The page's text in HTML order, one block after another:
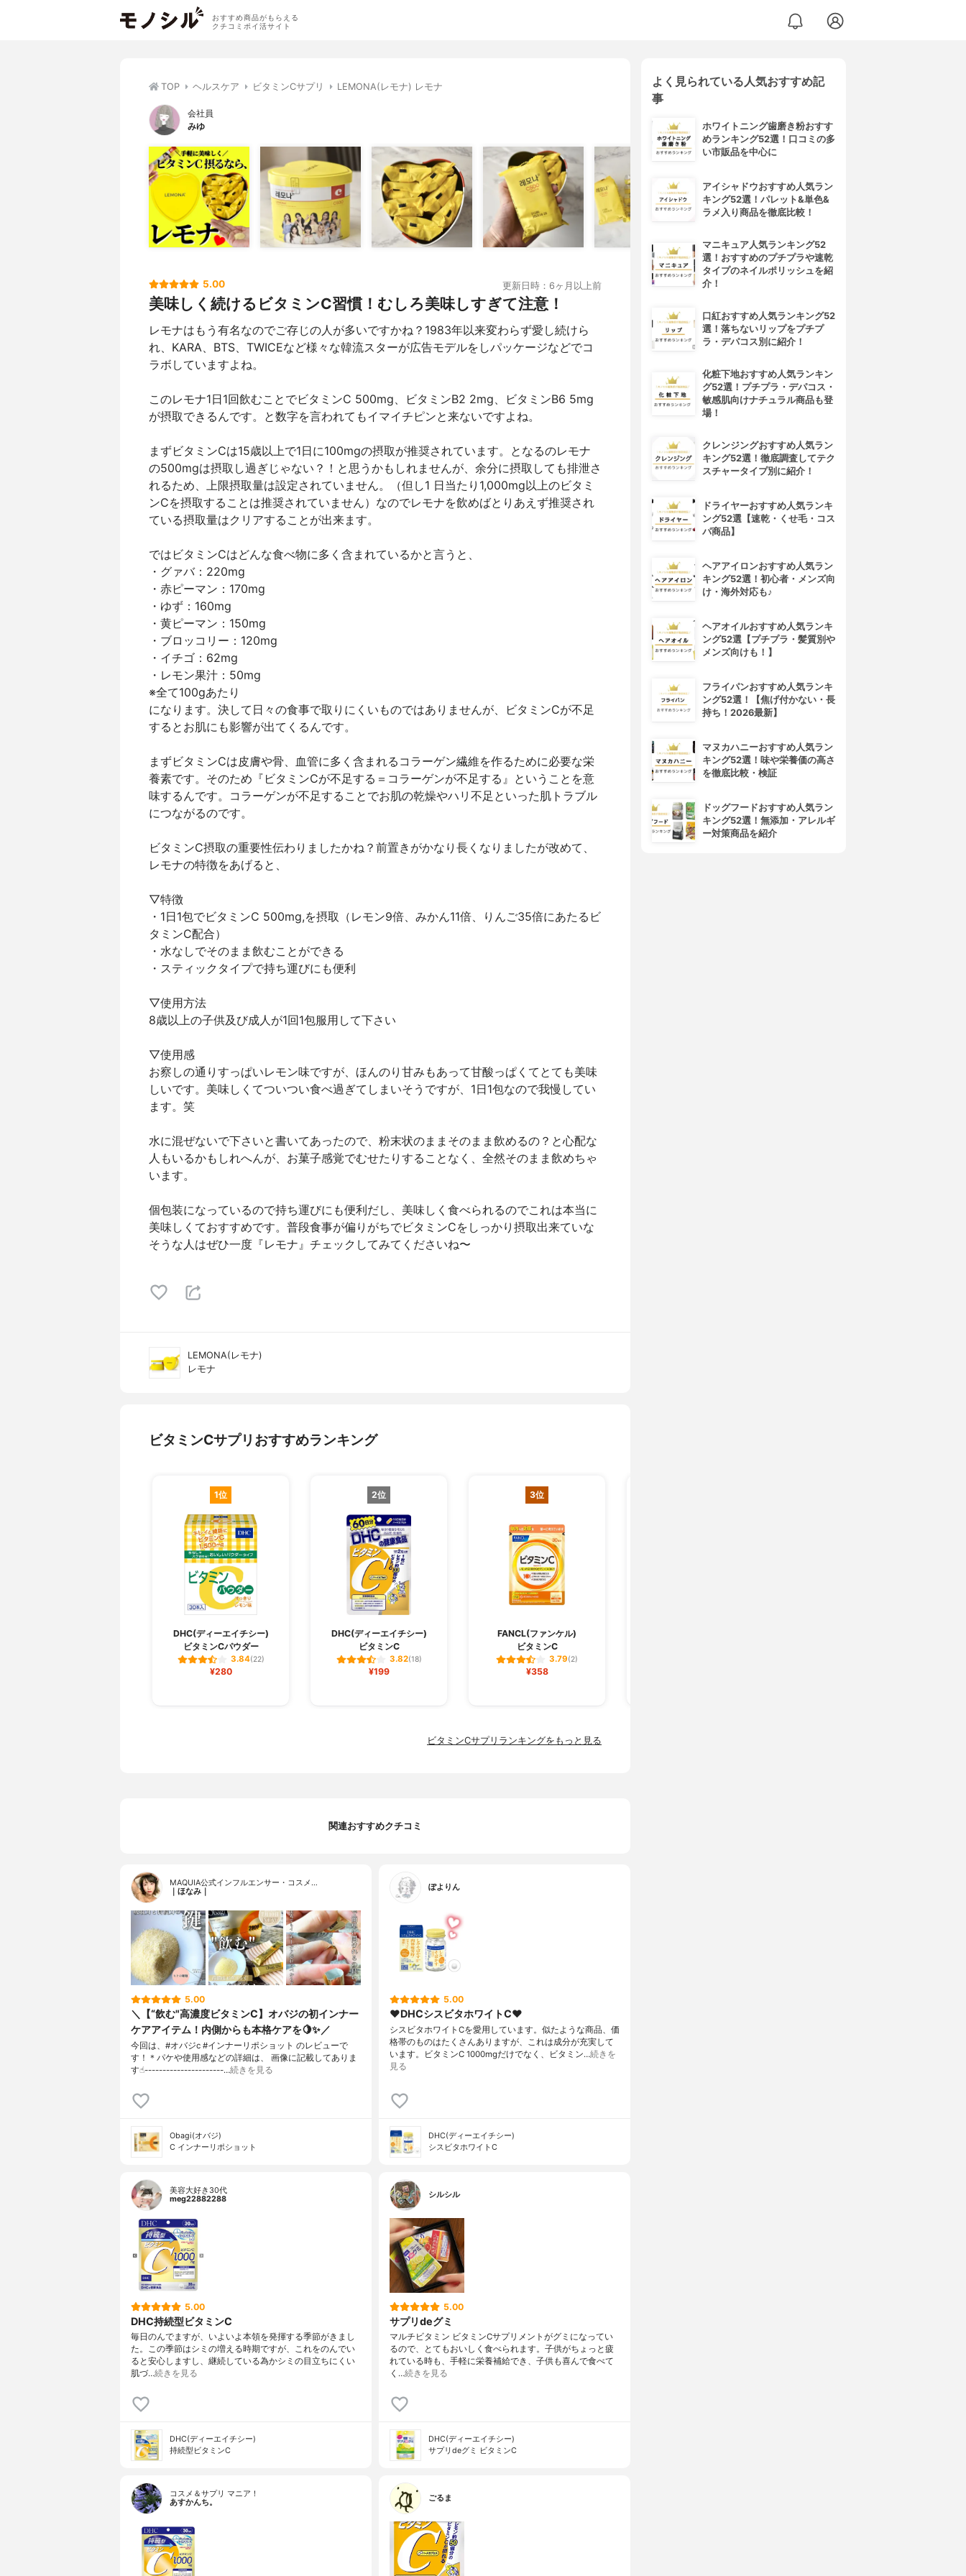
おすすめ商品がもらえる
クチコミポイ活サイト
TOP ヘルスケア ビタミンCサプリ LEMONA(レモナ) レモナ
会社員
みゆ
5.00 更新日時：6ヶ月以上前
美味しく続けるビタミンC習慣！むしろ美味しすぎて注意！
レモナはもう有名なのでご存じの人が多いですかね？1983年以来変わらず愛し続けら
れ、KARA、BTS、TWICEなど様々な韓流スターが広告モデルをしパッケージなどでコ
ラボしていますよね。
このレモナ1日1回飲むことでビタミンC 500mg、ビタミンB2 2mg、ビタミンB6 5mg
が摂取できるんです。と数字を言われてもイマイチピンと来ないですよね。
まずビタミンCは15歳以上で1日に100mgの摂取が推奨されています。となるのレモナ
の500mgは摂取し過ぎじゃない？！と思うかもしれませんが、余分に摂取しても排泄さ
れるため、上限摂取量は設定されていません。（但し1 日当たり1,000mg以上のビタミ
ンCを摂取することは推奨されていません）なのでレモナを飲めばとりあえず推奨され
ている摂取量はクリアすることが出来ます。
ではビタミンCはどんな食べ物に多く含まれているかと言うと、
・グァバ：220mg
・赤ピーマン：170mg
・ゆず：160mg
・黄ピーマン：150mg
・ブロッコリー：120mg
・イチゴ：62mg
・レモン果汁：50mg
※全て100gあたり
になります。決して日々の食事で取りにくいものではありませんが、ビタミンCが不足
するとお肌にも影響が出てくるんです。
まずビタミンCは皮膚や骨、血管に多く含まれるコラーゲン繊維を作るために必要な栄
養素です。そのため『ビタミンCが不足する＝コラーゲンが不足する』ということを意
味するんです。コラーゲンが不足することでお肌の乾燥やハリ不足といった肌トラブル
につながるのです。
ビタミンC摂取の重要性伝わりましたかね？前置きがかなり長くなりましたが改めて、
レモナの特徴をあげると、
▽特徴
・1日1包でビタミンC 500mg,を摂取（レモン9倍、みかん11倍、りんご35倍にあたるビ
タミンC配合）
・水なしでそのまま飲むことができる
・スティックタイプで持ち運びにも便利
▽使用方法
8歳以上の子供及び成人が1回1包服用して下さい
▽使用感
お察しの通りすっぱいレモン味ですが、ほんのり甘みもあって甘酸っぱくてとても美味
しいです。美味しくてついつい食べ過ぎてしまいそうですが、1日1包なので我慢してい
ます。笑
水に混ぜないで下さいと書いてあったので、粉末状のままそのまま飲めるの？と心配な
人もいるかもしれへんが、お菓子感覚でむせたりすることなく、全然そのまま飲めちゃ
います。
個包装になっているので持ち運びにも便利だし、美味しく食べられるのでこれは本当に
美味しくておすすめです。普段食事が偏りがちでビタミンCをしっかり摂取出来ていな
そうな人はぜひ一度『レモナ』チェックしてみてくださいね〜
LEMONA(レモナ)
レモナ
ビタミンCサプリおすすめランキング
1位
DHC(ディーエイチシー)
ビタミンCパウダー
3.84(22)
¥280
2位
DHC(ディーエイチシー)
ビタミンC
3.82(18)
¥199
3位
FANCL(ファンケル)
ビタミンC
3.79(2)
¥358
ビタミンCサプリランキングをもっと見る
関連おすすめクチコミ
MAQUIA公式インフルエンサー・コスメ…
｜ほなみ｜
5.00
＼【“飲む"高濃度ビタミンC】オバジの初インナー
ケアアイテム！内側からも本格ケアを🍋✨／
今回は、#オバジc #インナーリポショット のレビューで
す！＊パケや使用感などの詳細は、 画像に記載してありま
す☝︎----------------------…続きを見る
Obagi(オバジ)
C インナーリポショット
ぽよりん
5.00
❤︎DHCシスビタホワイトC❤︎
シスビタホワイトCを愛用しています。似たような商品、価
格帯のものはたくさんありますが、これは成分が充実して
います。ビタミンC 1000mgだけでなく、ビタミン…続きを
見る
DHC(ディーエイチシー)
シスビタホワイトC
美容大好き30代
meg22882288
5.00
DHC持続型ビタミンC
毎日のんでますが、いよいよ本領を発揮する季節がきまし
た。この季節はシミの増える時期ですが、これをのんでい
ると安心しますし、継続している為かシミの目立ちにくい
肌づ…続きを見る
DHC(ディーエイチシー)
持続型ビタミンC
シルシル
5.00
サプリdeグミ
マルチビタミン ビタミンCサプリメントがグミになってい
るので、とてもおいしく食べられます。子供がちょっと疲
れている時も、手軽に栄養補給でき、子供も喜んで食べて
く…続きを見る
DHC(ディーエイチシー)
サプリdeグミ ビタミンC
コスメ＆サプリ マニア！
あすかんち。
ごるま
よく見られている人気おすすめ記
事
ホワイトニング歯磨き粉おすす
めランキング52選！口コミの多
い市販品を中心に
アイシャドウおすすめ人気ラン
キング52選！パレット&単色&
ラメ入り商品を徹底比較！
マニキュア人気ランキング52
選！おすすめのプチプラや速乾
タイプのネイルポリッシュを紹
介！
口紅おすすめ人気ランキング52
選！落ちないリップをプチプ
ラ・デパコス別に紹介！
化粧下地おすすめ人気ランキン
グ52選！プチプラ・デパコス・
敏感肌向けナチュラル商品も登
場！
クレンジングおすすめ人気ラン
キング52選！徹底調査してテク
スチャータイプ別に紹介！
ドライヤーおすすめ人気ランキ
ング52選【速乾・くせ毛・コス
パ商品】
ヘアアイロンおすすめ人気ラン
キング52選！初心者・メンズ向
け・海外対応も♪
ヘアオイルおすすめ人気ランキ
ング52選【プチプラ・髪質別や
メンズ向けも！】
フライパンおすすめ人気ランキ
ング52選！【焦げ付かない・長
持ち！2026最新】
マヌカハニーおすすめ人気ラン
キング52選！味や栄養価の高さ
を徹底比較・検証
ドッグフードおすすめ人気ラン
キング52選！無添加・アレルギ
ー対策商品を紹介